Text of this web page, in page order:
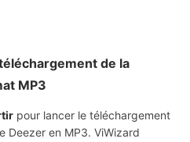
de la
MP3
pour lancer le téléchargement
Deezer en MP3. ViWizard